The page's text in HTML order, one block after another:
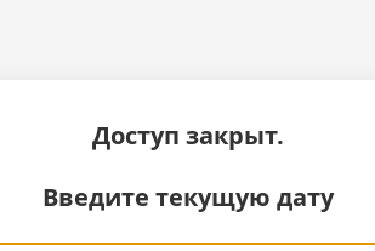
Доступ закрыт.
Введите текущую дату